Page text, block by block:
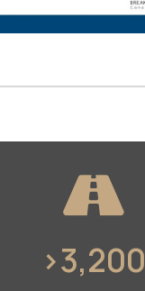
>3,200